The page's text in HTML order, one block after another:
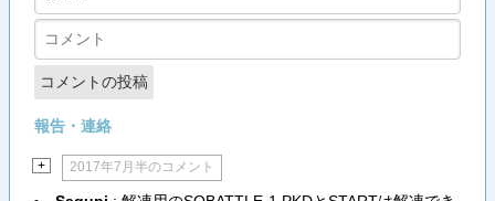
報告・連絡
+ 2017年7月半のコメント